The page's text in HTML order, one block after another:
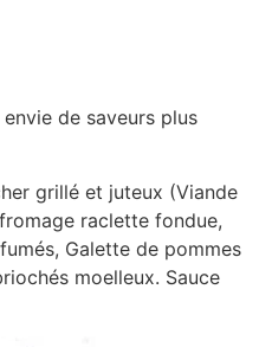
de saveurs plus
grillé et juteux (Viande
raclette fondue,
Galette de pommes
moelleux. Sauce